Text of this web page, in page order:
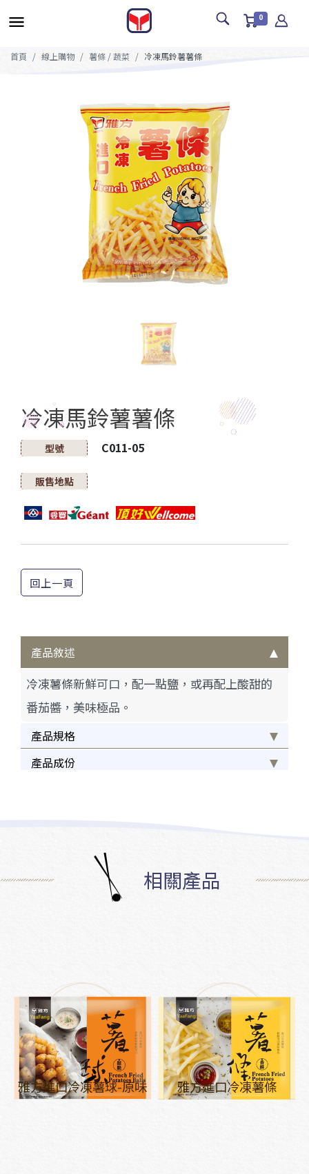
0
首頁 線上購物 薯條 / 蔬菜 冷凍馬鈴薯薯條
冷凍馬鈴薯薯條
型號 C011-05
販售地點
回上一頁
產品敘述
冷凍薯條新鮮可口，配一點鹽，或再配上酸甜的
番茄醬，美味極品。
產品規格
產品成份
相關產品
雅方進口冷凍薯球-原味 雅方進口冷凍薯條